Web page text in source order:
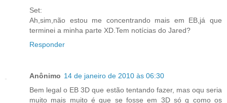
Set:
Ah,sim,não estou me concentrando mais em EB,já que
terminei a minha parte XD.Tem notícias do Jared?
Responder
Anônimo 14 de janeiro de 2010 às 06:30
Bem legal o EB 3D que estão tentando fazer, mas oqu seria
muito mais muito é que se fosse em 3D só q como os